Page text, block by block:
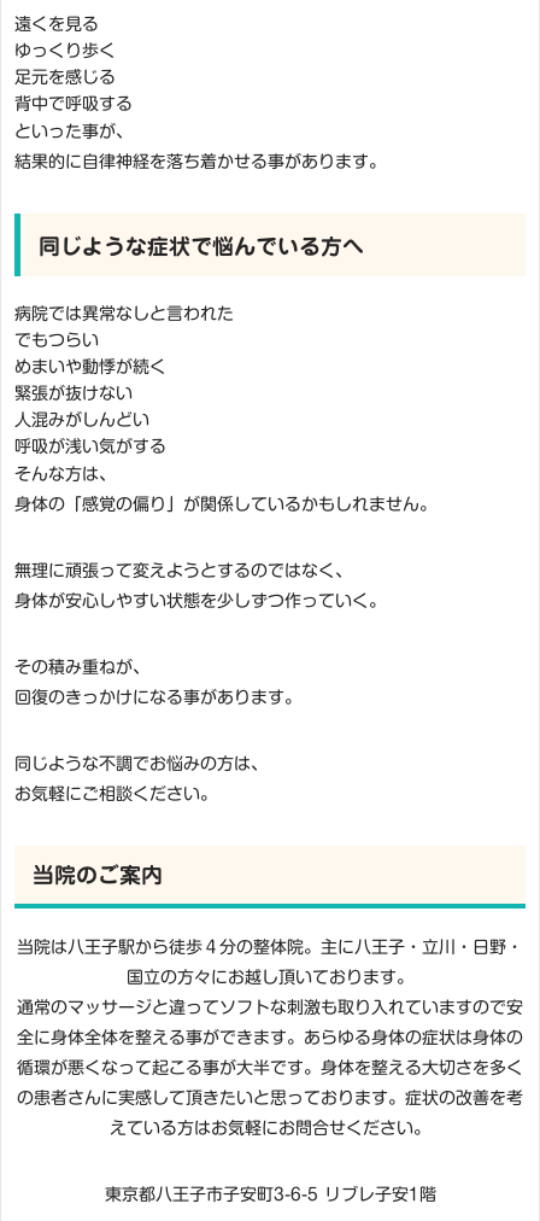
遠くを見る
ゆっくり歩く
足元を感じる
背中で呼吸する
といった事が、
結果的に自律神経を落ち着かせる事があります。
同じような症状で悩んでいる方へ
病院では異常なしと言われた
でもつらい
めまいや動悸が続く
緊張が抜けない
人混みがしんどい
呼吸が浅い気がする
そんな方は、
身体の「感覚の偏り」が関係しているかもしれません。
無理に頑張って変えようとするのではなく、
身体が安心しやすい状態を少しずつ作っていく。
その積み重ねが、
回復のきっかけになる事があります。
同じような不調でお悩みの方は、
お気軽にご相談ください。
当院のご案内
当院は八王子駅から徒歩４分の整体院。主に八王子・立川・日野・
国立の方々にお越し頂いております。
通常のマッサージと違ってソフトな刺激も取り入れていますので安
全に身体全体を整える事ができます。あらゆる身体の症状は身体の
循環が悪くなって起こる事が大半です。身体を整える大切さを多く
の患者さんに実感して頂きたいと思っております。症状の改善を考
えている方はお気軽にお問合せください。
東京都八王子市子安町3-6-5 リブレ子安1階